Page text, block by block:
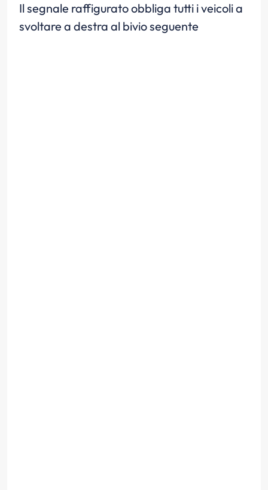
Il segnale raffigurato obbliga tutti i veicoli a
svoltare a destra al bivio seguente